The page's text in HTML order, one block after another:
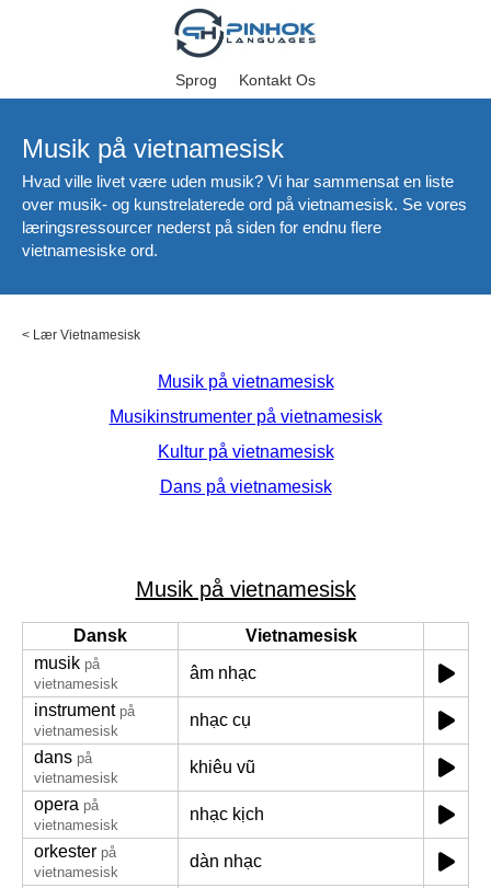
Sprog Kontakt Os
Musik på vietnamesisk
Hvad ville livet være uden musik? Vi har sammensat en liste
over musik- og kunstrelaterede ord på vietnamesisk. Se vores
læringsressourcer nederst på siden for endnu flere
vietnamesiske ord.
< Lær Vietnamesisk
Musik på vietnamesisk
Musikinstrumenter på vietnamesisk
Kultur på vietnamesisk
Dans på vietnamesisk
Musik på vietnamesisk
Dansk
Vietnamesisk
musik på
vietnamesisk
âm nhạc
instrument på
vietnamesisk
nhạc cụ
dans på
vietnamesisk
khiêu vũ
opera på
vietnamesisk
nhạc kịch
orkester på
vietnamesisk
dàn nhạc